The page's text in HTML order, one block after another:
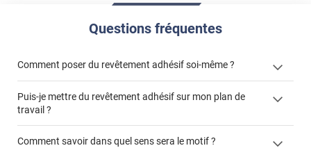
Questions fréquentes
Comment poser du revêtement adhésif soi-même ?
« Comment poser un revêtement adhésif ? »
Puis-je mettre du revêtement adhésif sur mon plan de
travail ?
Comment savoir dans quel sens sera le motif ?